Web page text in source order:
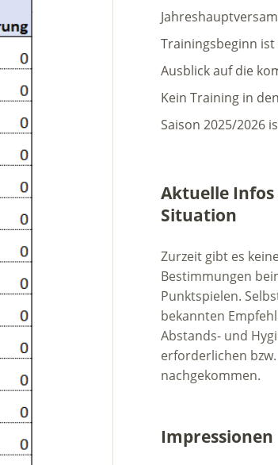
Trainingsbeginn ist
Ausblick auf die
Kein Training in
Saison 2025/2026
Aktuelle Infos
Situation
Zurzeit gibt es
Bestimmungen
Punktspielen.
bekannten
Abstands- und
erforderlichen
nachgekommen.
Impressionen